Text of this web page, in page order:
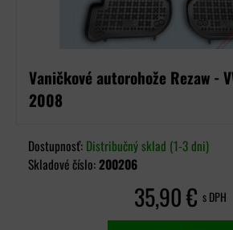
Vaničkové autorohože Rezaw -
2008
Dostupnosť: Distribučný sklad (1-3 dni)
Skladové číslo:200206
35,90 € s DPH